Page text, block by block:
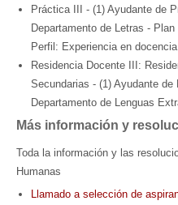
Práctica III - (1) Ayudante de
Departamento de Letras - Plan
Perfil: Experiencia en
Residencia Docente III:
Secundarias - (1) Ayudante
Departamento de Lenguas
Más información y
Toda la información y las
Humanas
Llamado a selección de